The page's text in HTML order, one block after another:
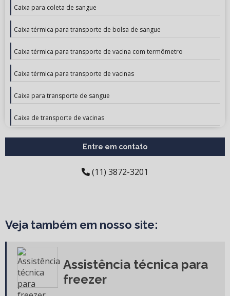
Caixa para coleta de sangue
Caixa térmica para transporte de bolsa de sangue
Caixa térmica para transporte de vacina com termômetro
Caixa térmica para transporte de vacinas
Caixa para transporte de sangue
Caixa de transporte de vacinas
Calibração de câmara climática
Calibração de equipamentos de laboratório químico
Calibração de equipamentos médicos hospitalares
Calibração de freezer
Calibração refrigerador
Entre em contato
(11) 3872-3201
Veja também em nosso site:
Assistência técnica para
freezer